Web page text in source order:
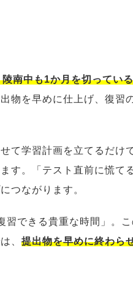
南中も1か月を切っている
物を早めに仕上げ、復習
て学習計画を立てるだけ
す。「テスト直前に慌て
つながります。
習できる貴重な時間」。こ
、 提出物を早めに終わら